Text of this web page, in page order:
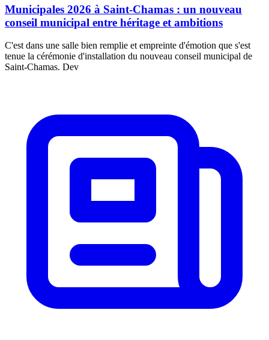
Municipales 2026 à Saint-Chamas : un nouveau
conseil municipal entre héritage et ambitions
C'est dans une salle bien remplie et empreinte d'émotion que s'est
tenue la cérémonie d'installation du nouveau conseil municipal de
Saint-Chamas. Dev